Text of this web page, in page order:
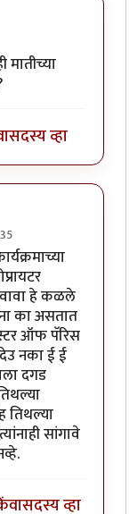
मातीच्या
सदस्य व्हा
हे कळले
का असतात
ऑफ पॅरिस
नका ई ई
दगड
तिथल्या
सांगावे
सदस्य व्हा